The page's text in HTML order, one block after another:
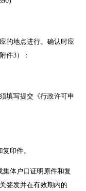
的地点进行。确认时应
件3）：
填写提交《行政许可申
印件。
集体户口证明原件和复
签发并在有效期内的